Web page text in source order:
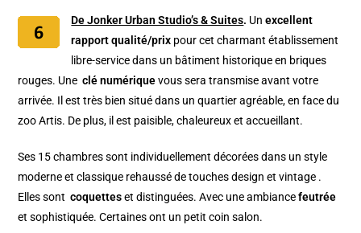
De Jonker Urban Studio’s & Suites. Unexcellent
rapport qualité/prix pour cet charmant établissement
libre-service dans un bâtiment historique en briques
rouges. Uneclé numériquevous sera transmise avant votre
arrivée. Il est très bien situé dans un quartier agréable, en face du
zoo Artis. De plus, il est paisible, chaleureux et accueillant.
Ses 15 chambres sont individuellement décorées dans un style
moderne et classique rehaussé de touches design et vintage .
Elles sontcoquetteset distinguées. Avec une ambiancefeutrée
et sophistiquée. Certaines ont un petit coin salon.